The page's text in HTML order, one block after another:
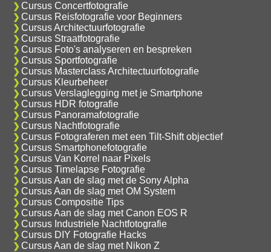
Cursus Concertfotografie
Cursus Reisfotografie voor Beginners
Cursus Architectuurfotografie
Cursus Straatfotografie
Cursus Foto's analyseren en bespreken
Cursus Sportfotografie
Cursus Masterclass Architectuurfotografie
Cursus Kleurbeheer
Cursus Verslaglegging met je Smartphone
Cursus HDR fotografie
Cursus Panoramafotografie
Cursus Nachtfotografie
Cursus Fotograferen met een Tilt-Shift objectief
Cursus Smartphonefotografie
Cursus Van Korrel naar Pixels
Cursus Timelapse Fotografie
Cursus Aan de slag met de Sony Alpha
Cursus Aan de slag met OM System
Cursus Compositie Tips
Cursus Aan de slag met Canon EOS R
Cursus Industriele Nachtfotografie
Cursus DIY Fotografie Hacks
Cursus Aan de slag met Nikon Z